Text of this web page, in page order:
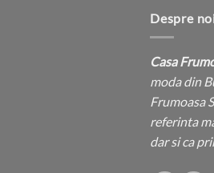
Despre
Casa
moda din
Frumoasa
referinta
dar si ca